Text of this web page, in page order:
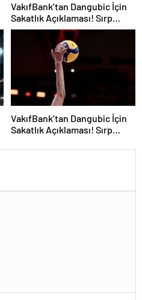
VakıfBank’tan Dangubic İçin
Sakatlık Açıklaması! Sırp
Yıldız Ameliyat Olacak
VakıfBank’tan Dangubic İçin
Sakatlık Açıklaması! Sırp